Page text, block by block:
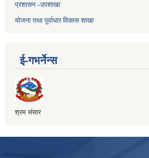
प्रशासन -उपशाखा
योजना तथा पूर्वाधार विकास शाखा
ई-गभर्नेन्स
श्रम संसार